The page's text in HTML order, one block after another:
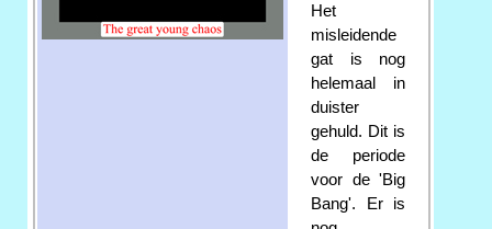
Het
misleidende
gat is nog
helemaal in
duister
gehuld. Dit is
de periode
voor de 'Big
Bang'. Er is